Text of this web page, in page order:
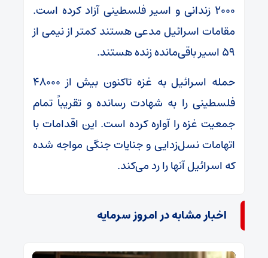
۲۰۰۰ زندانی و اسیر فلسطینی آزاد کرده است.
مقامات اسرائیل مدعی هستند کمتر از نیمی از
۵۹ اسیر باقی‌مانده زنده هستند.
حمله اسرائیل به غزه تاکنون بیش از ۴۸۰۰۰
فلسطینی را به شهادت رسانده و تقریباً تمام
جمعیت غزه را آواره کرده است. این اقدامات با
اتهامات نسل‌زدایی و جنایات جنگی مواجه شده
که اسرائیل آنها را رد می‌کند.
اخبار مشابه در امروز سرمایه